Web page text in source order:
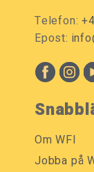
Telefon:
Epost:
Om WFI
Jobba på